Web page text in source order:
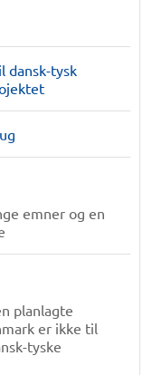
dansk-tysk
emner og en
planlagte
er ikke til
tyske